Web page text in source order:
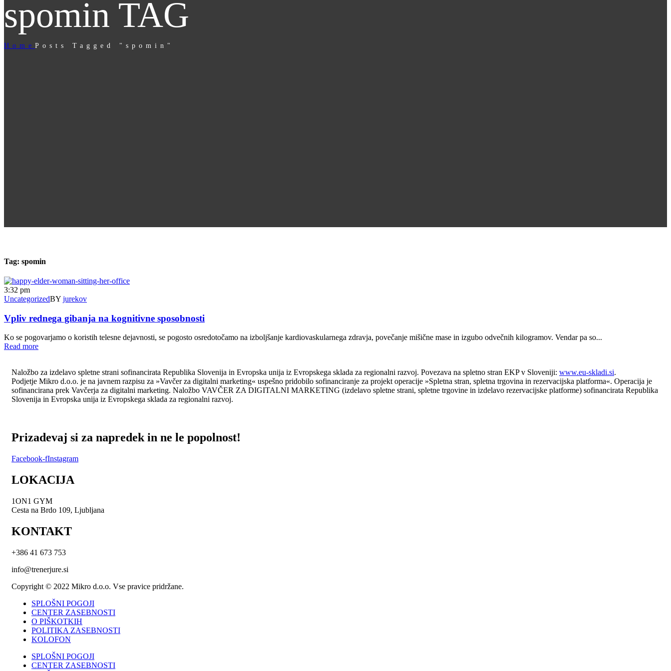
spomin TAG
Home Posts Tagged "spomin"
Tag: spomin
3:32 pm
UncategorizedBY jurekov
Vpliv rednega gibanja na kognitivne sposobnosti
Ko se pogovarjamo o koristih telesne dejavnosti, se pogosto osredotočamo na izboljšanje kardiovaskularnega zdravja, povečanje mišične mase in izgubo odvečnih kilogramov. Vendar pa so...
Read more
Naložbo za izdelavo spletne strani sofinancirata Republika Slovenija in Evropska unija iz Evropskega sklada za regionalni razvoj. Povezava na spletno stran EKP v Sloveniji: www.eu-skladi.si.
Podjetje Mikro d.o.o. je na javnem razpisu za »Vavčer za digitalni marketing« uspešno pridobilo sofinanciranje za projekt operacije »Spletna stran, spletna trgovina in rezervacijska platforma«. Operacija je
sofinancirana prek Vavčerja za digitalni marketing. Naložbo VAVČER ZA DIGITALNI MARKETING (izdelavo spletne strani, spletne trgovine in izdelavo rezervacijske platforme) sofinancirata Republika
Slovenija in Evropska unija iz Evropskega sklada za regionalni razvoj.
Prizadevaj si za napredek in ne le popolnost!
Facebook-fInstagram
LOKACIJA
1ON1 GYM
Cesta na Brdo 109, Ljubljana
KONTAKT
+386 41 673 753
info@trenerjure.si
Copyright © 2022 Mikro d.o.o. Vse pravice pridržane.
SPLOŠNI POGOJI
CENTER ZASEBNOSTI
O PIŠKOTKIH
POLITIKA ZASEBNOSTI
KOLOFON
SPLOŠNI POGOJI
CENTER ZASEBNOSTI